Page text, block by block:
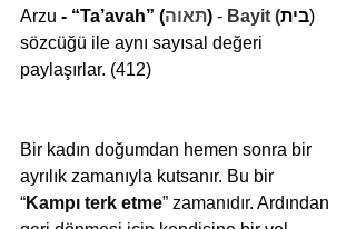
Arzu - “Ta’avah” (תּאוה) - Bayit (בית)
sözcüğü ile aynı sayısal değeri
paylaşırlar. (412)
Bir kadın doğumdan hemen sonra bir
ayrılık zamanıyla kutsanır. Bu bir
“Kampı terk etme” zamanıdır. Ardından